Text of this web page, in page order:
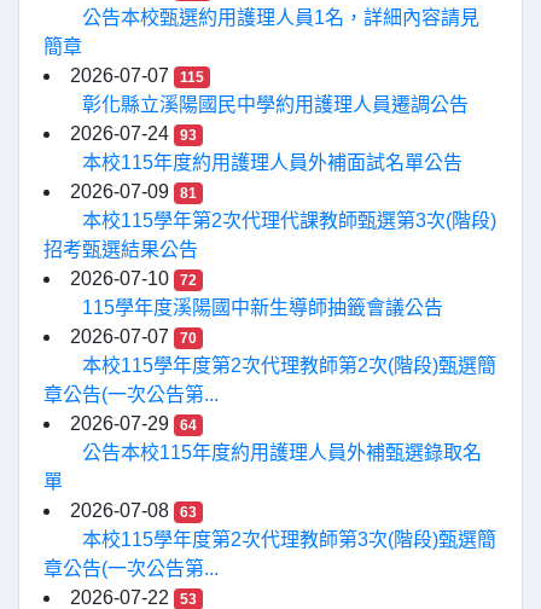
公告本校甄選約用護理人員1名，詳細內容請見
簡章
2026-07-07
115
彰化縣立溪陽國民中學約用護理人員遷調公告
2026-07-24
93
本校115年度約用護理人員外補面試名單公告
2026-07-09
81
本校115學年第2次代理代課教師甄選第3次(階段)
招考甄選結果公告
2026-07-10
72
115學年度溪陽國中新生導師抽籤會議公告
2026-07-07
70
本校115學年度第2次代理教師第2次(階段)甄選簡
章公告(一次公告第...
2026-07-29
64
公告本校115年度約用護理人員外補甄選錄取名
單
2026-07-08
63
本校115學年度第2次代理教師第3次(階段)甄選簡
章公告(一次公告第...
2026-07-22
53